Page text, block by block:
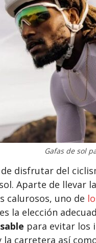
Gafas de sol
disfrutar del
Aparte de llevar la
calurosos, uno de
es la elección
para evitar los
la carretera así